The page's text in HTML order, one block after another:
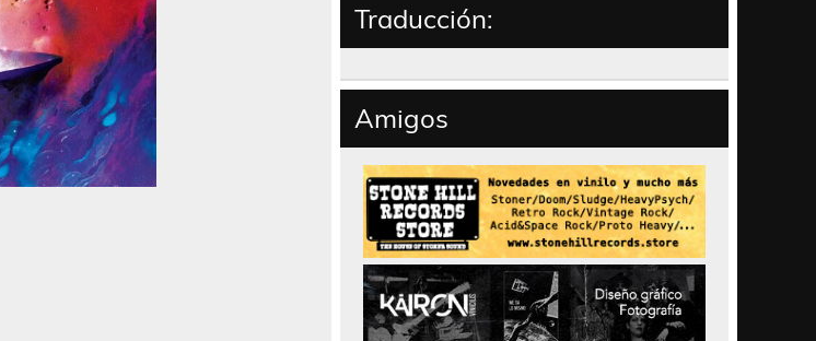
Traducción:
Amigos